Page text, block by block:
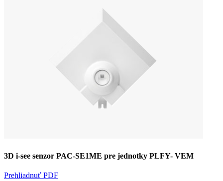
3D i-see senzor PAC-SE1ME pre jednotky PLFY- VEM
Prehliadnuť PDF